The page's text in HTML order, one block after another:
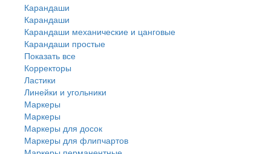
Карандаши
Карандаши
Карандаши механические и цанговые
Карандаши простые
Показать все
Корректоры
Ластики
Линейки и угольники
Маркеры
Маркеры
Маркеры для досок
Маркеры для флипчартов